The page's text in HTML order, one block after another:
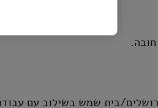
בית שמש בשילוב עם